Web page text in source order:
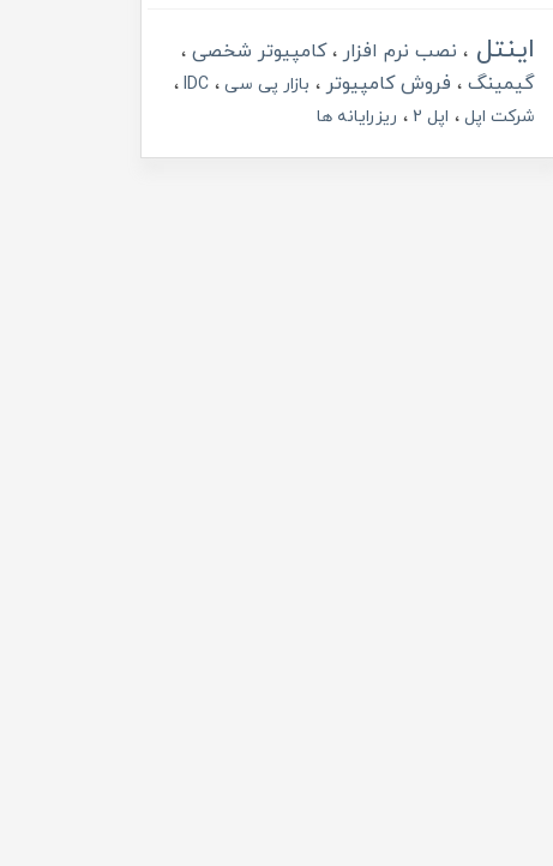
اینتل نصب نرم افزار
کامپیوتر شخصی
گیمینگ
فروش کامپیوتر بازار پی سی
IDC
شرکت اپل
اپل 2 ریزرایانه ها